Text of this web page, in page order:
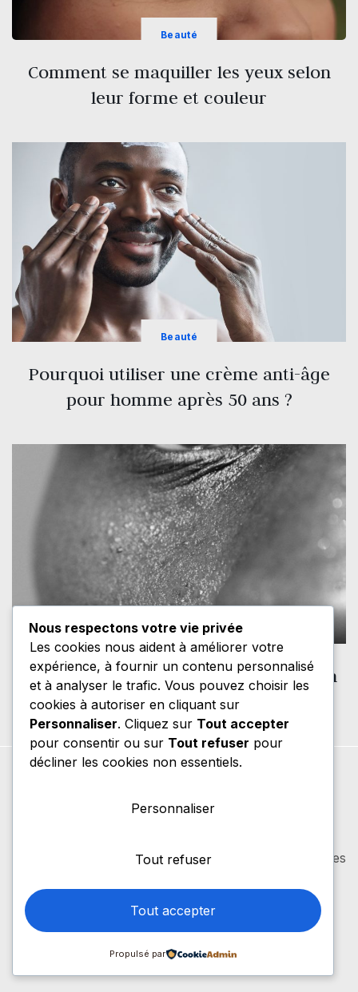
Beauté
Comment se maquiller les yeux selon
leur forme et couleur
Beauté
Pourquoi utiliser une crème anti-âge
pour homme après 50 ans ?
Beauté
Comment soigner l’hyperpigmentation
sur peau noire ?
Maison Marie Provence
Santé, beauté, mode, lifestyle… Toutes les thématiques
Nous respectons votre vie privée
Les cookies nous aident à améliorer votre
expérience, à fournir un contenu personnalisé
et à analyser le trafic. Vous pouvez choisir les
cookies à autoriser en cliquant sur
Personnaliser. Cliquez sur Tout accepter
pour consentir ou sur Tout refuser pour
décliner les cookies non essentiels.
Personnaliser
Tout refuser
Tout accepter
Propulsé par